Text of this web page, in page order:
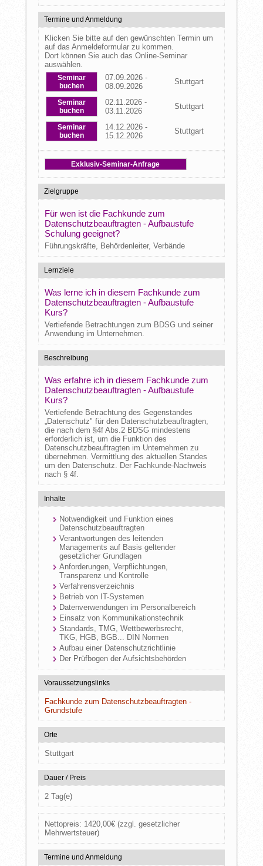
Termine und Anmeldung
Klicken Sie bitte auf den gewünschten Termin um
auf das Anmeldeformular zu kommen.
Dort können Sie auch das Online-Seminar
auswählen.
Seminar
buchen
07.09.2026 -
08.09.2026
Stuttgart
Seminar
buchen
02.11.2026 -
03.11.2026
Stuttgart
Seminar
buchen
14.12.2026 -
15.12.2026
Stuttgart
Exklusiv-Seminar-Anfrage
Zielgruppe
Für wen ist die Fachkunde zum
Datenschutzbeauftragten - Aufbaustufe
Schulung geeignet?
Führungskräfte, Behördenleiter, Verbände
Lernziele
Was lerne ich in diesem Fachkunde zum
Datenschutzbeauftragten - Aufbaustufe
Kurs?
Vertiefende Betrachtungen zum BDSG und seiner
Anwendung im Unternehmen.
Beschreibung
Was erfahre ich in diesem Fachkunde zum
Datenschutzbeauftragten - Aufbaustufe
Kurs?
Vertiefende Betrachtung des Gegenstandes
„Datenschutz" für den Datenschutzbeauftragten,
die nach dem §4f Abs.2 BDSG mindestens
erforderlich ist, um die Funktion des
Datenschutzbeauftragten im Unternehmen zu
übernehmen. Vermittlung des aktuellen Standes
um den Datenschutz. Der Fachkunde-Nachweis
nach § 4f.
Inhalte
Notwendigkeit und Funktion eines
Datenschutzbeauftragten
Verantwortungen des leitenden
Managements auf Basis geltender
gesetzlicher Grundlagen
Anforderungen, Verpflichtungen,
Transparenz und Kontrolle
Verfahrensverzeichnis
Betrieb von IT-Systemen
Datenverwendungen im Personalbereich
Einsatz von Kommunikationstechnik
Standards, TMG, Wettbewerbsrecht,
TKG, HGB, BGB... DIN Normen
Aufbau einer Datenschutzrichtlinie
Der Prüfbogen der Aufsichtsbehörden
Voraussetzungslinks
Fachkunde zum Datenschutzbeauftragten -
Grundstufe
Orte
Stuttgart
Dauer / Preis
2 Tag(e)
Nettopreis: 1420,00€(zzgl. gesetzlicher
Mehrwertsteuer)
Termine und Anmeldung